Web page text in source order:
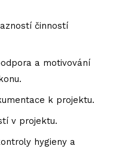
činností
a motivování
k projektu.
v projektu.
hygieny a